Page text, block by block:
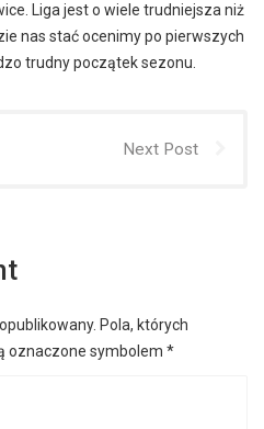
Liga jest o wiele trudniejsza niż
nas stać ocenimy po pierwszych
trudny początek sezonu.
Next Post
Pola, których
oznaczone symbolem *